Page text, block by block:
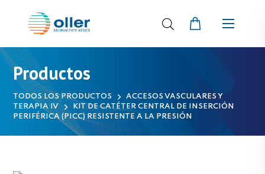
Productos
TODOS LOS PRODUCTOS
ACCESOS VASCULARES Y
TERAPIA IV
KIT DE CATÉTER CENTRAL DE INSERCIÓN
PERIFÉRICA (PICC) RESISTENTE A LA PRESIÓN